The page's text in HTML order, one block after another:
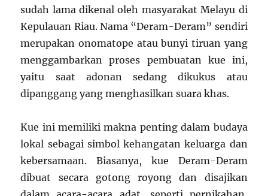
sudah lama dikenal oleh masyarakat Melayu di
Kepulauan Riau. Nama “Deram-Deram” sendiri
merupakan onomatope atau bunyi tiruan yang
menggambarkan proses pembuatan kue ini,
yaitu saat adonan sedang dikukus atau
dipanggang yang menghasilkan suara khas.
Kue ini memiliki makna penting dalam budaya
lokal sebagai simbol kehangatan keluarga dan
kebersamaan. Biasanya, kue Deram-Deram
dibuat secara gotong royong dan disajikan